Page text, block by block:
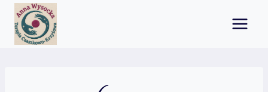
Przejdź
treści